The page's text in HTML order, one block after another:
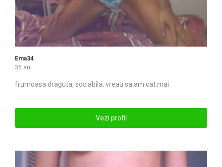
Ema34
35 ani
frumoasa draguta, sociabila, vreau sa am cat mai
Vezi profil